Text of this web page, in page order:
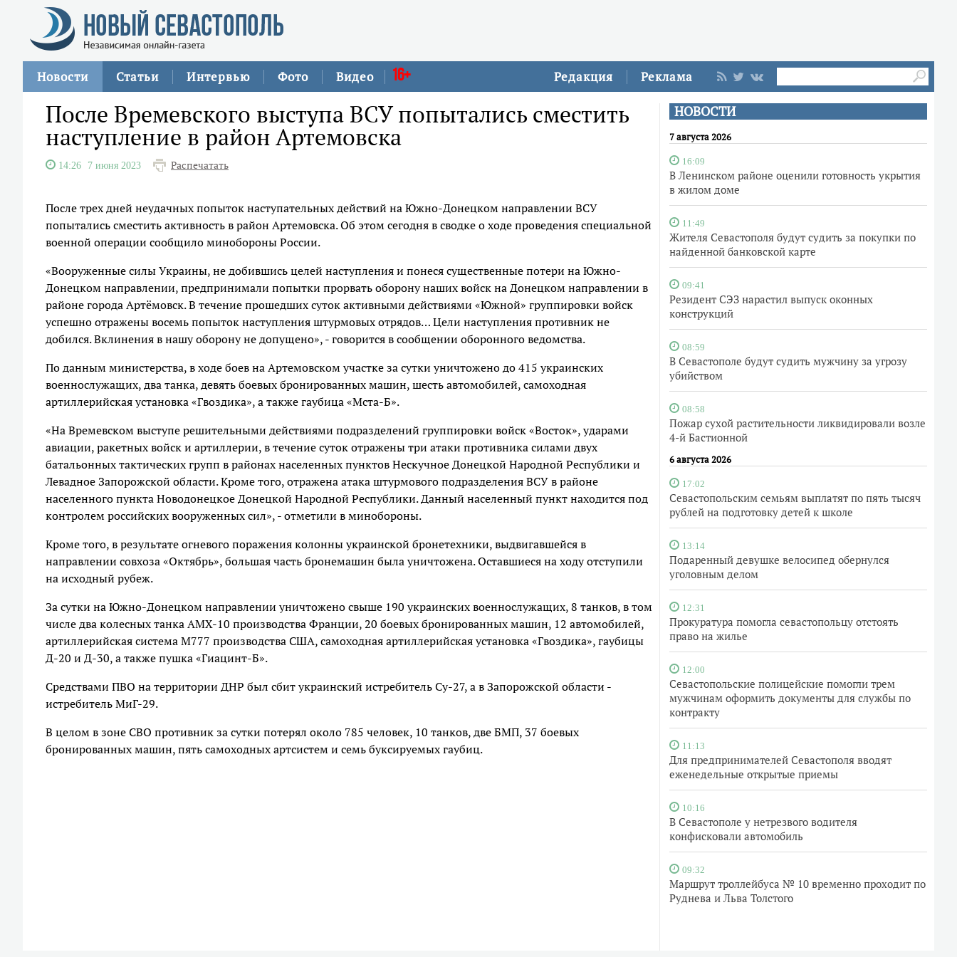
Редакция Реклама
Новости Статьи Интервью Фото Видео 16+
НОВОСТИ
7 августа 2026
16:09
В Ленинском районе оценили готовность укрытия
в жилом доме
11:49
Жителя Севастополя будут судить за покупки по
найденной банковской карте
09:41
Резидент СЭЗ нарастил выпуск оконных
конструкций
08:59
В Севастополе будут судить мужчину за угрозу
убийством
08:58
Пожар сухой растительности ликвидировали возле
4-й Бастионной
6 августа 2026
17:02
Севастопольским семьям выплатят по пять тысяч
рублей на подготовку детей к школе
13:14
Подаренный девушке велосипед обернулся
уголовным делом
12:31
Прокуратура помогла севастопольцу отстоять
право на жилье
12:00
Севастопольские полицейские помогли трем
мужчинам оформить документы для службы по
контракту
11:13
Для предпринимателей Севастополя вводят
еженедельные открытые приемы
10:16
В Севастополе у нетрезвого водителя
конфисковали автомобиль
09:32
Маршрут троллейбуса № 10 временно проходит по
Руднева и Льва Толстого
После Времевского выступа ВСУ попытались сместить
наступление в район Артемовска
14:26 7 июня 2023 Распечатать
После трех дней неудачных попыток наступательных действий на Южно-Донецком направлении ВСУ
попытались сместить активность в район Артемовска. Об этом сегодня в сводке о ходе проведения специальной
военной операции сообщило минобороны России.
«Вооруженные силы Украины, не добившись целей наступления и понеся существенные потери на Южно-
Донецком направлении, предпринимали попытки прорвать оборону наших войск на Донецком направлении в
районе города Артёмовск. В течение прошедших суток активными действиями «Южной» группировки войск
успешно отражены восемь попыток наступления штурмовых отрядов… Цели наступления противник не
добился. Вклинения в нашу оборону не допущено», - говорится в сообщении оборонного ведомства.
По данным министерства, в ходе боев на Артемовском участке за сутки уничтожено до 415 украинских
военнослужащих, два танка, девять боевых бронированных машин, шесть автомобилей, самоходная
артиллерийская установка «Гвоздика», а также гаубица «Мста-Б».
«На Времевском выступе решительными действиями подразделений группировки войск «Восток», ударами
авиации, ракетных войск и артиллерии, в течение суток отражены три атаки противника силами двух
батальонных тактических групп в районах населенных пунктов Нескучное Донецкой Народной Республики и
Левадное Запорожской области. Кроме того, отражена атака штурмового подразделения ВСУ в районе
населенного пункта Новодонецкое Донецкой Народной Республики. Данный населенный пункт находится под
контролем российских вооруженных сил», - отметили в минобороны.
Кроме того, в результате огневого поражения колонны украинской бронетехники, выдвигавшейся в
направлении совхоза «Октябрь», большая часть бронемашин была уничтожена. Оставшиеся на ходу отступили
на исходный рубеж.
За сутки на Южно-Донецком направлении уничтожено свыше 190 украинских военнослужащих, 8 танков, в том
числе два колесных танка АМХ-10 производства Франции, 20 боевых бронированных машин, 12 автомобилей,
артиллерийская система М777 производства США, самоходная артиллерийская установка «Гвоздика», гаубицы
Д-20 и Д-30, а также пушка «Гиацинт-Б».
Средствами ПВО на территории ДНР был сбит украинский истребитель Су-27, а в Запорожской области -
истребитель МиГ-29.
В целом в зоне СВО противник за сутки потерял около 785 человек, 10 танков, две БМП, 37 боевых
бронированных машин, пять самоходных артсистем и семь буксируемых гаубиц.